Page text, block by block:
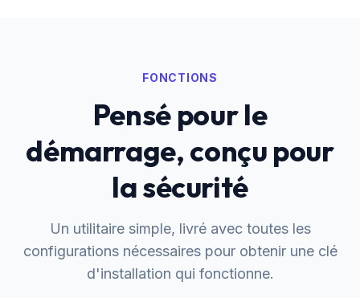
FONCTIONS
Pensé pour le
démarrage, conçu pour
la sécurité
Un utilitaire simple, livré avec toutes les
configurations nécessaires pour obtenir une clé
d'installation qui fonctionne.